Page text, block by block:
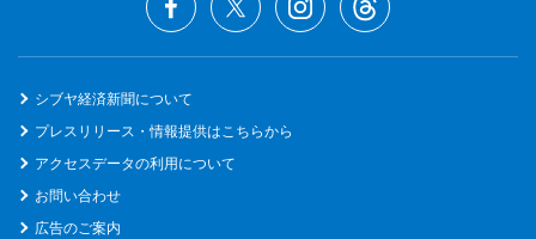
シブヤ経済新聞について
プレスリリース・情報提供はこちらから
アクセスデータの利用について
お問い合わせ
広告のご案内